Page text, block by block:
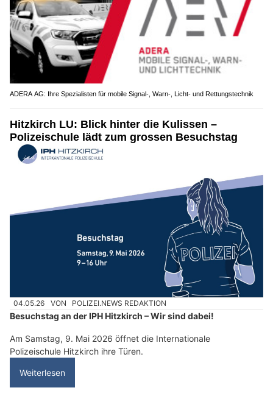
ADERA AG: Ihre Spezialisten für mobile Signal-, Warn-, Licht- und Rettungstechnik
Hitzkirch LU: Blick hinter die Kulissen –
Polizeischule lädt zum grossen Besuchstag
04.05.26 VON POLIZEI.NEWS REDAKTION
Besuchstag an der IPH Hitzkirch – Wir sind dabei!
Am Samstag, 9. Mai 2026 öffnet die Internationale
Polizeischule Hitzkirch ihre Türen.
Weiterlesen